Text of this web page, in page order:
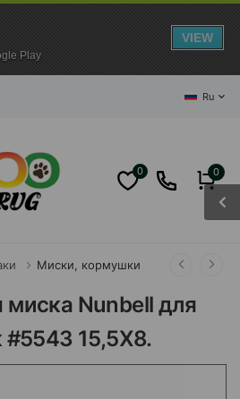
Ru
0 0
Миски, кормушки
миска Nunbell для
15,5X8.
Play
VIEW